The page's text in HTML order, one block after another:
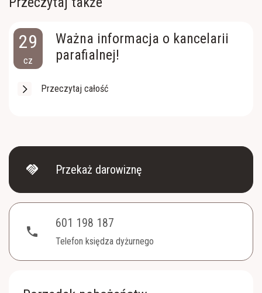
handshake Przekaż darowiznę
phone
601 198 187
Telefon księdza dyżurnego
29
cz
Ważna informacja o kancelarii
parafialnej!
Przeczytaj całość